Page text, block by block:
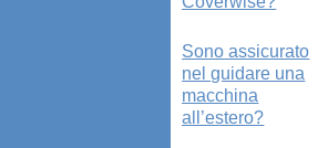
Sono assicurato
nel guidare una
macchina
all’estero?